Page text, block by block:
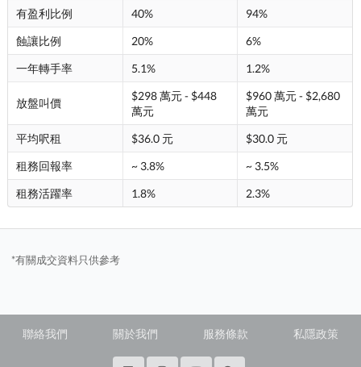
有盈利比例
40%
94%
蝕讓比例
20%
6%
一年轉手率
5.1% 1.2%
放盤叫價
$298 萬元 - $448
萬元
$960 萬元 - $2,680
萬元
平均呎租
$36.0 元
$30.0 元
租務回報率
~ 3.8%
~ 3.5%
租務活躍率
1.8% 2.3%
*有關成交資料只供參考
聯絡我們 關於我們 服務條款 私隱政策